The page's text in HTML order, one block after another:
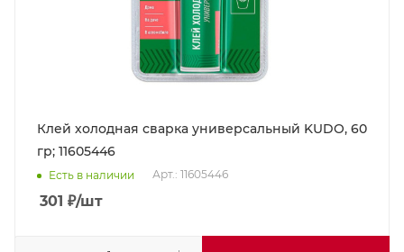
Клей холодная сварка универсальный KUDO, 60
гр; 11605446
Есть в наличии Арт.: 11605446
301 ₽/шт